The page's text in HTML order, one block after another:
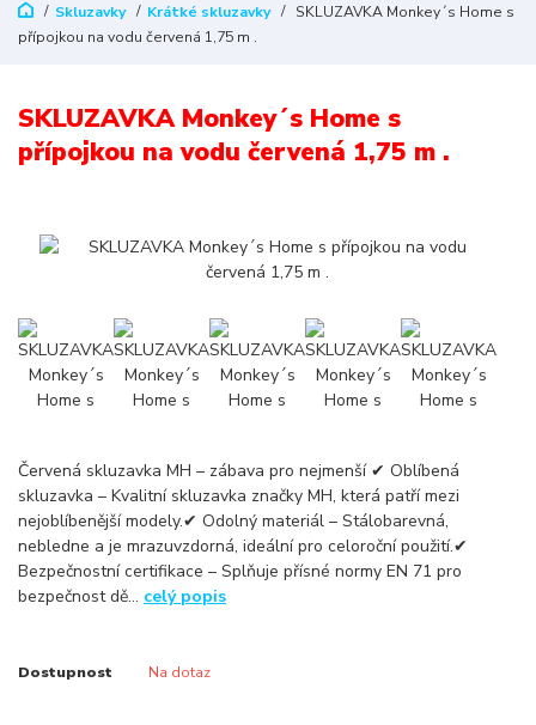
Skluzavky Krátké skluzavky
SKLUZAVKA Monkey´s Home s
přípojkou na vodu červená 1,75 m .
SKLUZAVKA Monkey´s Home s
přípojkou na vodu červená 1,75 m .
Červená skluzavka MH – zábava pro nejmenší ✔ Oblíbená
skluzavka – Kvalitní skluzavka značky MH, která patří mezi
nejoblíbenější modely.✔ Odolný materiál – Stálobarevná,
nebledne a je mrazuvzdorná, ideální pro celoroční použití.✔
Bezpečnostní certifikace – Splňuje přísné normy EN 71 pro
bezpečnost dě... celý popis
Dostupnost Na dotaz